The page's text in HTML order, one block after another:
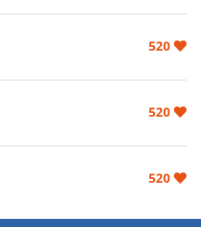
520
520
520